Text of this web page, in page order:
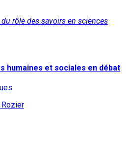
rôle des savoirs en sciences
humaines et sociales en débat
Rozier